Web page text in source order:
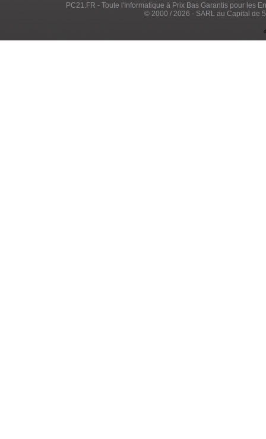
PC21.FR - Toute l'Informatique à Prix Bas Garantis pour les
© 2000 / 2026 - SARL au Capital de